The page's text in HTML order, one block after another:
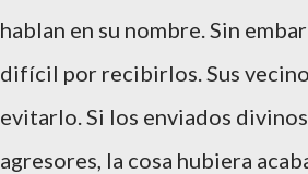
hablan en su nombre. Sin
difícil por recibirlos. Sus
evitarlo. Si los enviados
agresores, la cosa hubiera